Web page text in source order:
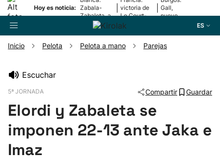
Hoy es noticia: Zabala-
Zabaleta, a
la final
victoria de
Le Court-
Pienaar
Gall,
nuevo
ES
Pelota
Remo
Inicio Pelota Pelota a mano Parejas
Escuchar
5ª JORNADA Compartir Guardar
Elordi y Zabaleta se
imponen 22-13 ante Jaka e
Imaz